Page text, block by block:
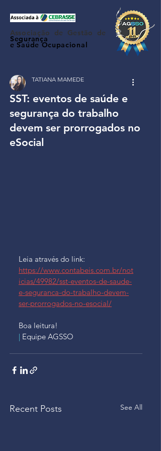
Associação de Gestão de
Segurança
e Saúde Ocupacional
SST: eventos de saúde e
segurança do trabalho
devem ser prorrogados no
eSocial
TATIANA MAMEDE
Leia através do link:
https://www.contabeis.com.br/not
icias/49982/sst-eventos-de-saude-
e-seguranca-do-trabalho-devem-
ser-prorrogados-no-esocial/
Boa leitura!
| Equipe AGSSO
Recent Posts See All